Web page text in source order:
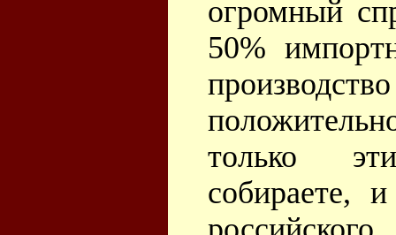
огромный
50%
только
собираете,